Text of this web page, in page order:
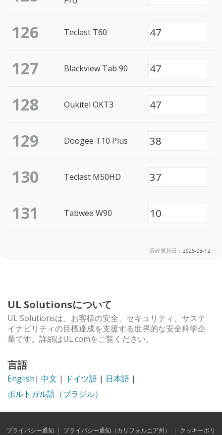
126 Teclast T60 47
127 Blackview Tab 90 47
128 Oukitel OKT3 47
129 Doogee T10 Plus 38
130 Teclast M50HD 37
131 Tabwee W90 10
最終更新日： 2026-03-12
UL Solutionsについて
UL Solutionsは、お客様の安全、セキュリティ、サステ
イナビリティの目標達成を支援する世界的な安全科学企
業です。詳細はUL.comをご覧ください。
言語
English| 中文 | ドイツ語 | 日本語 |
ポルトガル語（ブラジル）
プライバシー通知 | プライバシー通知（カリフォルニア州） | クッキーポリ